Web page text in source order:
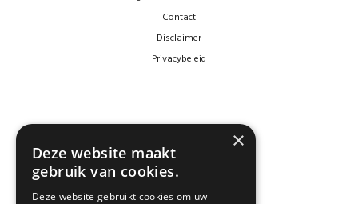
Contact
Disclaimer
Privacybeleid
×
Deze website maakt
gebruik van cookies.
Deze website gebruikt cookies om uw